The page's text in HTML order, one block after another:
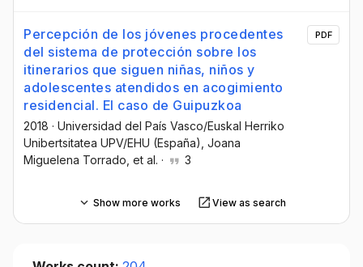
Percepción de los jóvenes procedentes
del sistema de protección sobre los
itinerarios que siguen niñas, niños y
adolescentes atendidos en acogimiento
residencial. El caso de Guipuzkoa
2018 · Universidad del País Vasco/Euskal Herriko
Unibertsitatea UPV/EHU (España) , Joana
Miguelena Torrado , et al. · 3
PDF
Show more works View as search